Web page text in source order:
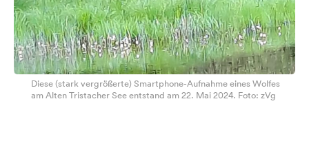
Diese (stark vergrößerte) Smartphone-Aufnahme eines Wolfes
am Alten Tristacher See entstand am 22. Mai 2024. Foto: zVg